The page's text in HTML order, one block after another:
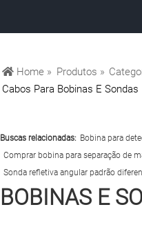
Home » Produtos »
Cabos Para Bobinas E Sondas
Buscas relacionadas: Bobina para
Comprar bobina para separação de
Sonda refletiva angular padrão
BOBINAS E